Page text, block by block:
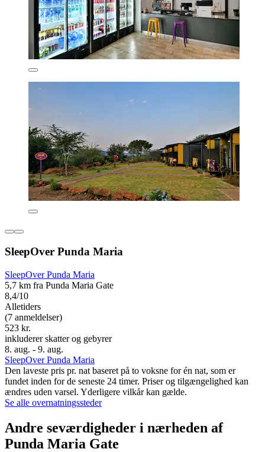
SleepOver Punda Maria
SleepOver Punda Maria
5,7 km fra Punda Maria Gate
8,4/10
Alletiders
(7 anmeldelser)
523 kr.
inkluderer skatter og gebyrer
8. aug. - 9. aug.
SleepOver Punda Maria
Den laveste pris pr. nat baseret på to voksne for én nat, som er
fundet inden for de seneste 24 timer. Priser og tilgængelighed kan
ændres uden varsel. Yderligere vilkår kan gælde.
Se alle overnatningssteder
Andre seværdigheder i nærheden af
Punda Maria Gate